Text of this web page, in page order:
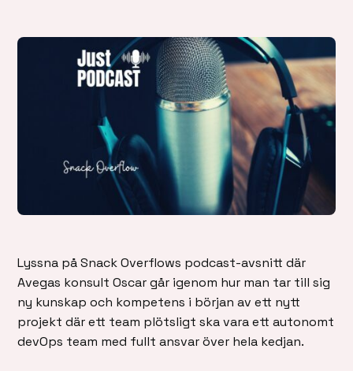
Lyssna på Snack Overflows podcast-avsnitt där
Avegas konsult Oscar går igenom hur man tar till sig
ny kunskap och kompetens i början av ett nytt
projekt där ett team plötsligt ska vara ett autonomt
devOps team med fullt ansvar över hela kedjan.